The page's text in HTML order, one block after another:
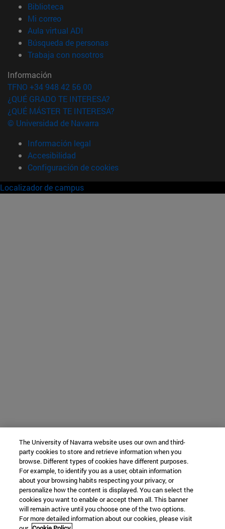
Biblioteca
Mi correo(abre en nueva ventana)
Aula virtual ADI
Búsqueda de personas(abre en nueva ventana)
Trabaja con nosotros(abre en nueva ventana)
Información
TFNO +34 948 42 56 00
¿QUÉ GRADO TE INTERESA?
¿QUÉ MÁSTER TE INTERESA?
© Universidad de Navarra
Información legal
Accesibilidad
Configuración de cookies
Localizador de campus
The University of Navarra website uses our own and third-
party cookies to store and retrieve information when you
browse. Different types of cookies have different purposes.
For example, to identify you as a user, obtain information
about your browsing habits respecting your privacy, or
personalize how the content is displayed. You can select the
cookies you want to enable or accept them all. This banner
will remain active until you choose one of the two options.
For more detailed information about our cookies, please visit